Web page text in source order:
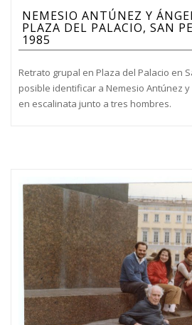
NEMESIO ANTÚNEZ Y
PLAZA DEL PALACIO, SAN
1985
Retrato grupal en Plaza del Palacio en
posible identificar a Nemesio Antúnez
en escalinata junto a tres hombres.